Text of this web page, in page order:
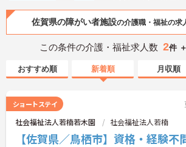
佐賀県の障がい者施設の介護職・福祉の求
この条件の介護・福祉求人数 2件 ＋
おすすめ順 新着順 月収順
ショートステイ
社会福祉法人若楠若木園 社会福祉法人若楠
【佐賀県／鳥栖市】資格・経験